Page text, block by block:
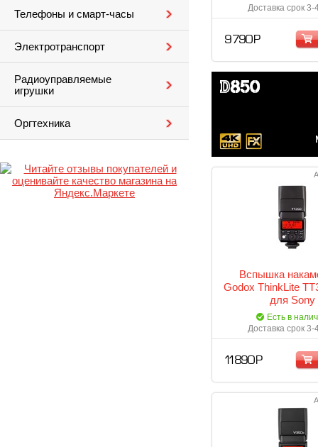
Телефоны и смарт-часы
Электротранспорт
Радиоуправляемые
игрушки
Оргтехника
Доставка срок 3-
9 790 Р
Вспышка
Godox ThinkLite
для Sony
Есть в
Доставка срок 3-
11 890 Р